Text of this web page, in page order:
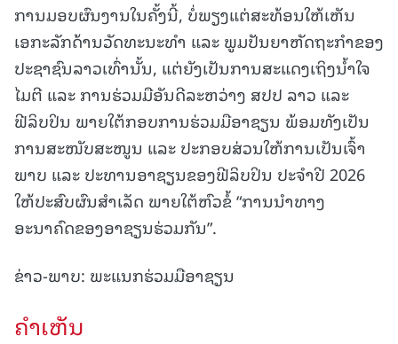
ການມອບຜົນງານໃນຄັ້ງນີ້, ບໍ່ພຽງແຕ່ສະທ້ອນໃຫ້ເຫັນ
ເອກະລັກດ້ານວັດທະນະທຳ ແລະ ພູມປັນຍາຫັດຖະກຳຂອງ
ປະຊາຊົນລາວເທົ່ານັ້ນ, ແຕ່ຍັງເປັນການສະແດງເຖິງນ້ຳໃຈ
ໄມຕີ ແລະ ການຮ່ວມມືອັນດີລະຫວ່າງ ສປປ ລາວ ແລະ
ຟີລິບປິນ ພາຍໃຕ້ກອບການຮ່ວມມືອາຊຽນ ພ້ອມທັງເປັນ
ການສະໜັບສະໜູນ ແລະ ປະກອບສ່ວນໃຫ້ການເປັນເຈົ້າ
ພາບ ແລະ ປະທານອາຊຽນຂອງຟີລິບປິນ ປະຈຳປີ 2026
ໃຫ້ປະສົບຜົນສຳເລັດ ພາຍໃຕ້ຫົວຂໍ້ “ການນຳທາງ
ອະນາຄົດຂອງອາຊຽນຮ່ວມກັນ”.
ຂ່າວ-ພາບ: ພະແນກຮ່ວມມືອາຊຽນ
ຄໍາເຫັນ